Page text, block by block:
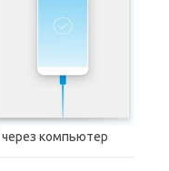
через компьютер